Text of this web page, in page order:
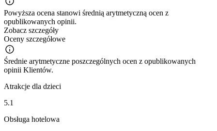
Powyższa ocena stanowi średnią arytmetyczną ocen z
opublikowanych opinii.
Zobacz szczegóły
Oceny szczegółowe
Średnie arytmetyczne poszczególnych ocen z opublikowanych
opinii Klientów.
Atrakcje dla dzieci
5.1
Obsługa hotelowa